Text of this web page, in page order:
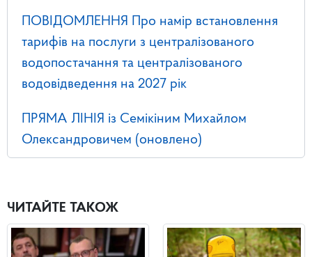
ПОВІДОМЛЕННЯ Про намір встановлення
тарифів на послуги з централізованого
водопостачання та централізованого
водовідведення на 2027 рік
ПРЯМА ЛІНІЯ із Семікіним Михайлом
Олександровичем (оновлено)
ЧИТАЙТЕ ТАКОЖ